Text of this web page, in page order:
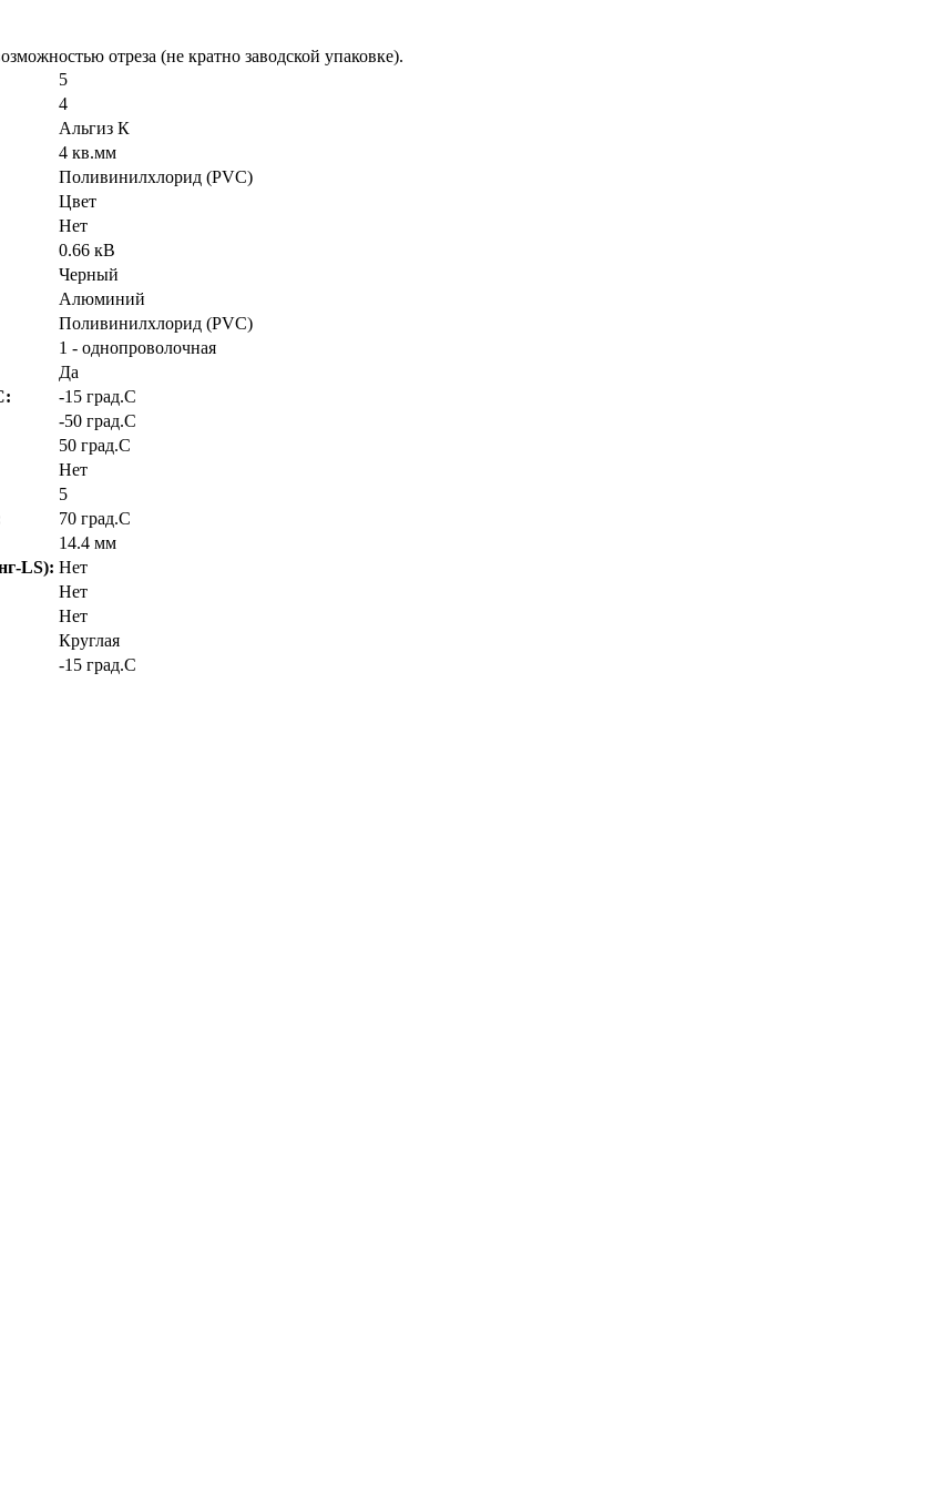
отреза (не кратно заводской упаковке).
5
4
Альгиз К
4 кв.мм
Поливинилхлорид (PVC)
Цвет
Нет
0.66 кВ
Черный
Алюминий
Поливинилхлорид (PVC)
1 - однопроволочная
Да
-15 град.C
-50 град.C
50 град.C
Нет
5
70 град.C
14.4 мм
LS): Нет
Нет
Нет
Круглая
-15 град.C